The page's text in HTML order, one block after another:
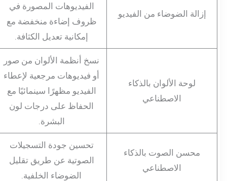
إزالة الضوضاء من الفيديو
الفيديوهات المصورة في
ظروف إضاءة منخفضة مع
إمكانية تعديل الكثافة.
لوحة الألوان بالذكاء
الاصطناعي
نسخ أنظمة الألوان من صور
أو فيديوهات مرجعية لإعطاء
الفيديو مظهرًا سينمائيًا مع
الحفاظ على درجات لون
البشرة.
محسن الصوت بالذكاء
الاصطناعي
تحسين جودة التسجيلات
الصوتية عن طريق تقليل
الضوضاء الخلفية.